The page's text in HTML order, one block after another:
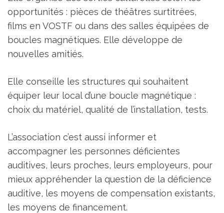
opportunités : pièces de théâtres surtitrées,
films en VOSTF ou dans des salles équipées de
boucles magnétiques. Elle développe de
nouvelles amitiés.
Elle conseille les structures qui souhaitent
équiper leur local d’une boucle magnétique :
choix du matériel, qualité de l’installation, tests.
L’association c’est aussi informer et
accompagner les personnes déficientes
auditives, leurs proches, leurs employeurs, pour
mieux appréhender la question de la déficience
auditive, les moyens de compensation existants,
les moyens de financement.